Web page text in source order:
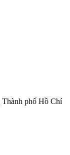
phố Hồ Chí